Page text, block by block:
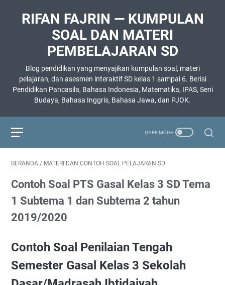
RIFAN FAJRIN — KUMPULAN
SOAL DAN MATERI
PEMBELAJARAN SD
Blog pendidikan yang menyajikan kumpulan soal, materi
pelajaran, dan asesmen interaktif SD kelas 1 sampai 6. Berisi
Pendidikan Pancasila, Bahasa Indonesia, Matematika, IPAS, Seni
Budaya, Bahasa Inggris, Bahasa Jawa, dan PJOK.
BERANDA / MATERI DAN CONTOH SOAL PELAJARAN SD
Contoh Soal PTS Gasal Kelas 3 SD Tema
1 Subtema 1 dan Subtema 2 tahun
2019/2020
Contoh Soal Penilaian Tengah
Semester Gasal Kelas 3 Sekolah